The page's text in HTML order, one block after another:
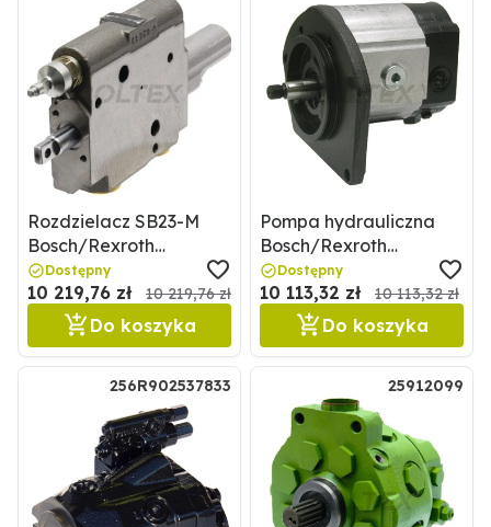
Rozdzielacz SB23-M
Bosch/Rexroth
256R917006941
Dostępny
10 219,76 zł 10 219,76 zł
Do koszyka
Pompa hydrauliczna
Bosch/Rexroth
2560510725392
Dostępny
10 113,32 zł 10 113,32 zł
Do koszyka
256R902537833 25912099